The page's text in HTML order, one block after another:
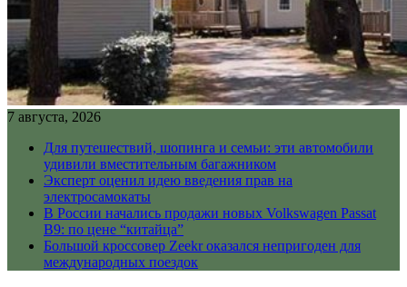
7 августа, 2026
Для путешествий, шопинга и семьи: эти автомобили
удивили вместительным багажником
Эксперт оценил идею введения прав на
электросамокаты
В России начались продажи новых Volkswagen Passat
B9: по цене “китайца”
Большой кроссовер Zeekr оказался непригоден для
международных поездок